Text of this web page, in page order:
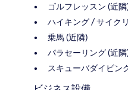
ゴルフレッスン (近
ハイキング / サイク
乗馬 (近隣)
パラセーリング (近
スキューバダイビン